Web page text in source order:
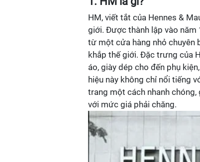
HM, viết tắt của Hennes &
giới. Được thành lập vào năm
từ một cửa hàng nhỏ chuyên
khắp thế giới. Đặc trưng của
áo, giày dép cho đến phụ
hiệu này không chỉ nổi tiếng
trang một cách nhanh
với mức giá phải chăng.